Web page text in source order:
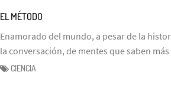
EL MÉTODO
Enamorado del mundo, a pesar de la
la conversación, de mentes que saben más
CIENCIA